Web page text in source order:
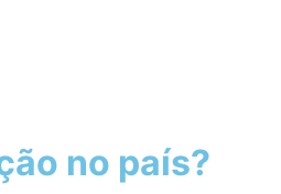
no país?